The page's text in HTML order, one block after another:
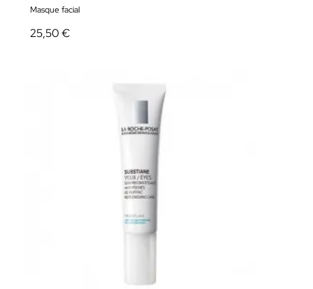
Masque facial
25,50 €